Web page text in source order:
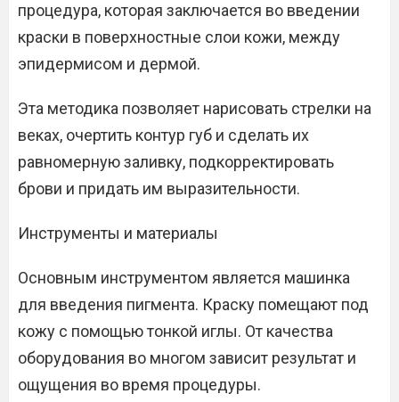
процедура, которая заключается во введении
краски в поверхностные слои кожи, между
эпидермисом и дермой.
Эта методика позволяет нарисовать стрелки на
веках, очертить контур губ и сделать их
равномерную заливку, подкорректировать
брови и придать им выразительности.
Инструменты и материалы
Основным инструментом является машинка
для введения пигмента. Краску помещают под
кожу с помощью тонкой иглы. От качества
оборудования во многом зависит результат и
ощущения во время процедуры.